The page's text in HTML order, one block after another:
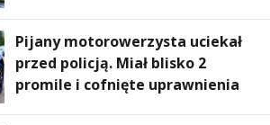
Pijany motorowerzysta uciekał
przed policją. Miał blisko 2
promile i cofnięte uprawnienia